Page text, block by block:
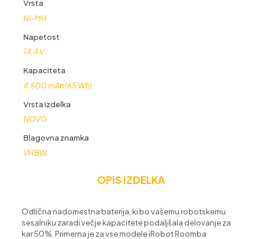
Vrsta
Ni-MH
Napetost
14,4 V
Kapaciteta
4.500 mAh (65 Wh)
Vrsta izdelka
NOVO
Blagovna znamka
VHBW
OPIS IZDELKA
Odlična nadomestna baterija, ki bo vašemu robotskemu
sesalniku zaradi večje kapacitete podaljšala delovanje za
kar 50%. Primerna je za vse modele iRobot Roomba